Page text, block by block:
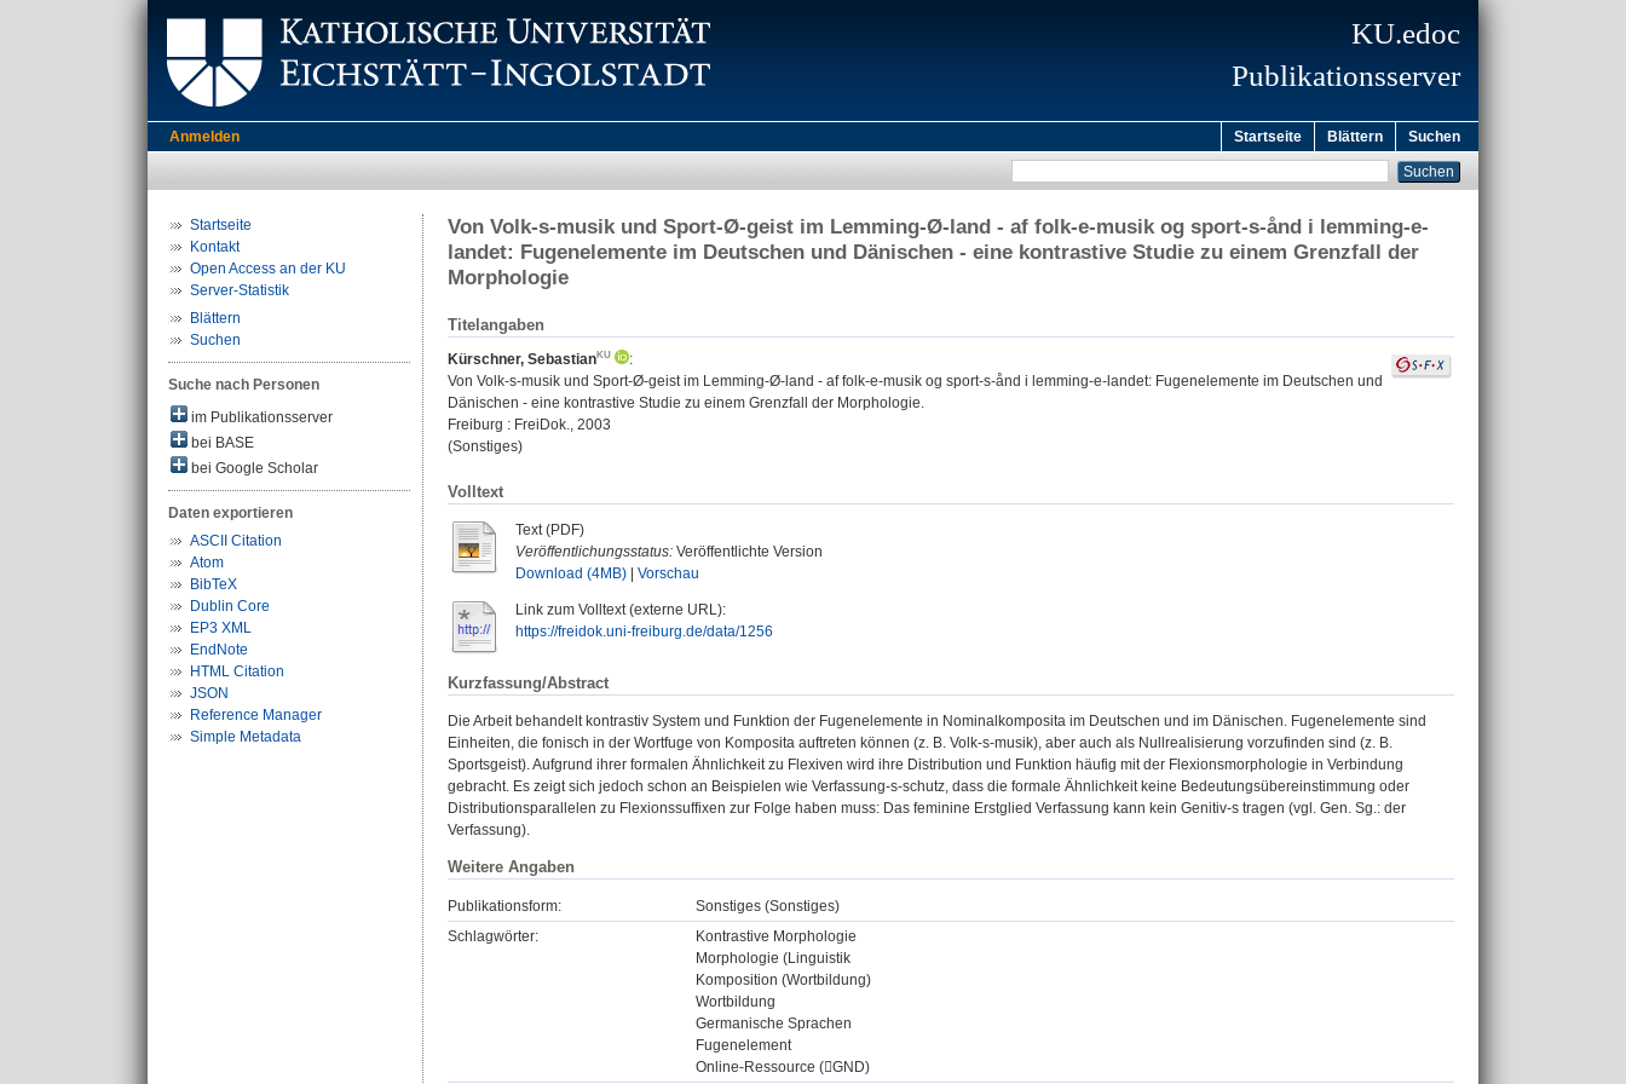
KU.edoc
Publikationsserver
Anmelden Startseite Blättern Suchen
Startseite
Kontakt
Open Access an der KU
Server-Statistik
Blättern
Suchen
Suche nach Personen
im Publikationsserver
bei BASE
bei Google Scholar
Daten exportieren
ASCII Citation
Atom
BibTeX
Dublin Core
EP3 XML
EndNote
HTML Citation
JSON
Reference Manager
Simple Metadata
Von Volk-s-musik und Sport-Ø-geist im Lemming-Ø-land - af folk-e-musik og sport-s-ånd i lemming-e-
landet: Fugenelemente im Deutschen und Dänischen - eine kontrastive Studie zu einem Grenzfall der
Morphologie
Titelangaben
Kürschner, Sebastian
:
Von Volk-s-musik und Sport-Ø-geist im Lemming-Ø-land - af folk-e-musik og sport-s-ånd i lemming-e-landet: Fugenelemente im Deutschen und
Dänischen - eine kontrastive Studie zu einem Grenzfall der Morphologie.
Freiburg : FreiDok., 2003
(Sonstiges)
Volltext
Text (PDF)
Veröffentlichungsstatus: Veröffentlichte Version
Download (4MB)
Vorschau
Link zum Volltext (externe URL):
https://freidok.uni-freiburg.de/data/1256
Kurzfassung/Abstract
Die Arbeit behandelt kontrastiv System und Funktion der Fugenelemente in Nominalkomposita im Deutschen und im Dänischen. Fugenelemente sind
Einheiten, die fonisch in der Wortfuge von Komposita auftreten können (z. B. Volk-s-musik), aber auch als Nullrealisierung vorzufinden sind (z. B.
Sportsgeist). Aufgrund ihrer formalen Ähnlichkeit zu Flexiven wird ihre Distribution und Funktion häufig mit der Flexionsmorphologie in Verbindung
gebracht. Es zeigt sich jedoch schon an Beispielen wie Verfassung-s-schutz, dass die formale Ähnlichkeit keine Bedeutungsübereinstimmung oder
Distributionsparallelen zu Flexionssuffixen zur Folge haben muss: Das feminine Erstglied Verfassung kann kein Genitiv-s tragen (vgl. Gen. Sg.: der
Verfassung).
Weitere Angaben
Publikationsform:
Sonstiges (Sonstiges)
Schlagwörter:
Kontrastive Morphologie
Morphologie (Linguistik
Komposition (Wortbildung)
Wortbildung
Germanische Sprachen
Fugenelement
Online-Ressource (GND)